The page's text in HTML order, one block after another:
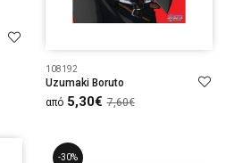
108192
Uzumaki Boruto
από 5,30€ 7,60€
-30%